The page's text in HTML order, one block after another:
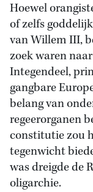
Hoewel
of zelfs
van Willem III,
zoek waren
Integendeel,
gangbare
belang van
regeerorganen
constitutie zou
tegenwicht
was dreigde de
oligarchie.